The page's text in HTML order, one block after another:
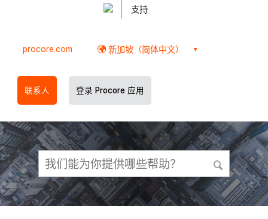
支持
procore.com 新加坡（简体中文）
联系人 登录 Procore 应用